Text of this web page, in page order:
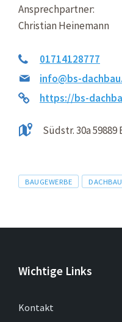
Ansprechpartner:
Christian Heinemann
01714128777
info@bs-
https://bs-
Südstr. 30a
Tags
BAUGEWERBE DACHBAU
Wichtige Links
Kontakt